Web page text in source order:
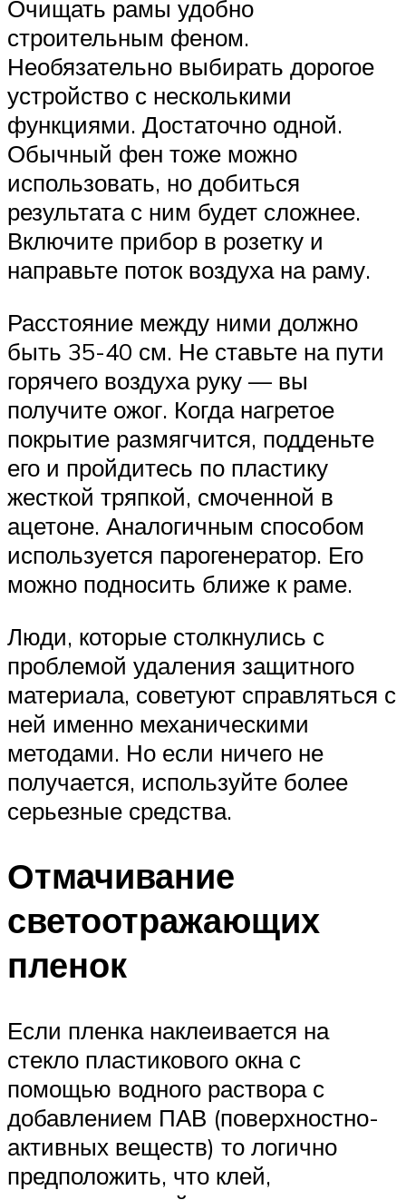
Очищать рамы удобно
строительным феном.
Необязательно выбирать дорогое
устройство с несколькими
функциями. Достаточно одной.
Обычный фен тоже можно
использовать, но добиться
результата с ним будет сложнее.
Включите прибор в розетку и
направьте поток воздуха на раму.
Расстояние между ними должно
быть 35-40 см. Не ставьте на пути
горячего воздуха руку — вы
получите ожог. Когда нагретое
покрытие размягчится, подденьте
его и пройдитесь по пластику
жесткой тряпкой, смоченной в
ацетоне. Аналогичным способом
используется парогенератор. Его
можно подносить ближе к раме.
Люди, которые столкнулись с
проблемой удаления защитного
материала, советуют справляться с
ней именно механическими
методами. Но если ничего не
получается, используйте более
серьезные средства.
Отмачивание
светоотражающих
пленок
Если пленка наклеивается на
стекло пластикового окна с
помощью водного раствора с
добавлением ПАВ (поверхностно-
активных веществ) то логично
предположить, что клей,